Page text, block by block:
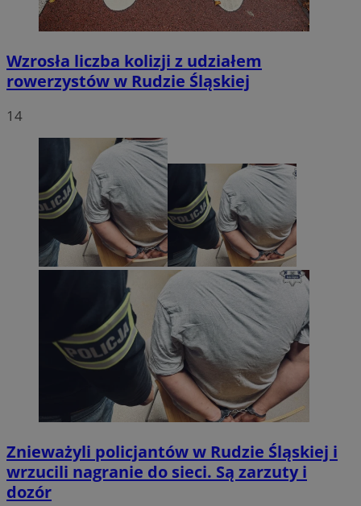
Wzrosła liczba kolizji z udziałem
rowerzystów w Rudzie Śląskiej
14
Znieważyli policjantów w Rudzie Śląskiej i
wrzucili nagranie do sieci. Są zarzuty i
dozór